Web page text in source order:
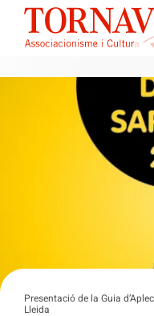
Presentació de la Guia
Lleida